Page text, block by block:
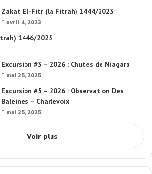
Zakat El-Fitr (la Fitrah) 1444/2023
avril 4, 2023
1446/2025
Excursion #3 – 2026 : Chutes de Niagara
mai 25, 2025
Excursion #5 – 2026 : Observation Des
Baleines – Charlevoix
mai 25, 2025
Voir plus